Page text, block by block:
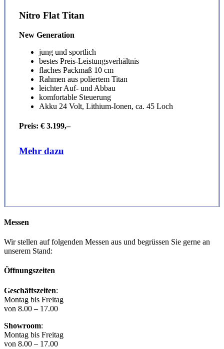
Nitro Flat Titan
New Generation
jung und sportlich
bestes Preis-Leistungsverhältnis
flaches Packmaß 10 cm
Rahmen aus poliertem Titan
leichter Auf- und Abbau
komfortable Steuerung
Akku 24 Volt, Lithium-Ionen, ca. 45 Loch
Preis: € 3.199,–
Mehr dazu
Messen
Wir stellen auf folgenden Messen aus und begrüssen Sie gerne an
unserem Stand:
Öffnungszeiten
Geschäftszeiten:
Montag bis Freitag
von 8.00 – 17.00
Showroom:
Montag bis Freitag
von 8.00 – 17.00